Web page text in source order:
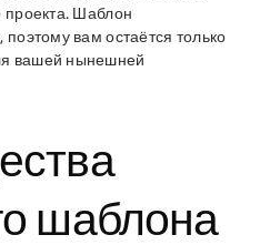
проекта. Шаблон
поэтому вам остаётся только
вашей нынешней
шаблона